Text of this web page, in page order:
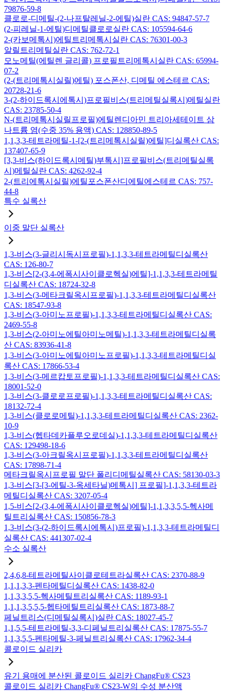
79876-59-8
클로로-디메틸-(2-나프탈레닐-2-에틸)실란 CAS: 94847-57-7
(2-피레닐-1-에틸)디메틸클로로실란 CAS: 105594-64-6
2-(카보메톡시)에틸트리메톡시실란 CAS: 76301-00-3
알릴트리메틸실란 CAS: 762-72-1
모노메틸(에틸렌 글리콜) 프로필트리메톡시실란 CAS: 65994-
07-2
(2-(트리메톡시실릴)에틸) 포스폰산, 디메틸 에스테르 CAS:
20728-21-6
3-(2-하이드록시에톡시)프로필비스(트리메틸실록시)메틸실란
CAS: 23785-50-4
N-(트리메톡시실릴프로필)에틸렌디아민 트리아세테이트 삼
나트륨 염(수중 35% 용액) CAS: 128850-89-5
1,1,3,3-테트라메틸-1-[2-(트리메톡시실릴)에틸]디실록산 CAS:
137407-65-9
[3,3-비스(하이드록시메틸)부톡시]프로필비스(트리메틸실록
시)메틸실란 CAS: 4262-92-4
2-(트리에톡시실릴)에틸포스폰산디에틸에스테르 CAS: 757-
44-8
특수 실록산
이중 말단 실록산
1,3-비스(3-글리시독시프로필)-1,1,3,3-테트라메틸디실록산
CAS: 126-80-7
1,3-비스[2-(3,4-에폭시사이클로헥실)에틸]-1,1,3,3-테트라메틸
디실록산 CAS: 18724-32-8
1,3-비스(3-메타크릴옥시프로필)-1,1,3,3-테트라메틸디실록산
CAS: 18547-93-8
1,3-비스(3-아미노프로필)-1,1,3,3-테트라메틸디실록산 CAS:
2469-55-8
1,3-비스(2-아미노에틸아미노메틸)-1,1,3,3-테트라메틸디실록
산 CAS: 83936-41-8
1,3-비스(3-아미노에틸아미노프로필)-1,1,3,3-테트라메틸디실
록산 CAS: 17866-53-4
1,3-비스(3-메르캅토프로필)-1,1,3,3-테트라메틸디실록산 CAS:
18001-52-0
1,3-비스(3-클로로프로필)-1,1,3,3-테트라메틸디실록산 CAS:
18132-72-4
1,3-비스(클로로메틸)-1,1,3,3-테트라메틸디실록산 CAS: 2362-
10-9
1,3-비스(헵타데카플루오로데실)-1,1,3,3-테트라메틸디실록산
CAS: 129498-18-6
1,3-비스(3-아크릴옥시프로필)-1,1,3,3-테트라메틸디실록산
CAS: 17898-71-4
메타크릴옥시프로필 말단 폴리디메틸실록산 CAS: 58130-03-3
1,3-비스[3-[3-에틸-3-옥세타닐)메톡시] 프로필]-1,1,3,3-테트라
메틸디실록산 CAS: 3207-05-4
1,5-비스[2-(3,4-에폭시사이클로헥실)에틸]-1,1,3,3,5,5-헥사메
틸트리실록산 CAS: 150856-78-3
1,3-비스(3-(2-하이드록시에톡시)프로필)-1,1,3,3-테트라메틸디
실록산 CAS: 441307-02-4
수소 실록산
2,4,6,8-테트라메틸사이클로테트라실록산 CAS: 2370-88-9
1,1,1,3,3-펜타메틸디실록산 CAS: 1438-82-0
1,1,3,3,5,5-헥사메틸트리실록산 CAS: 1189-93-1
1,1,1,3,5,5,5-헵타메틸트리실록산 CAS: 1873-88-7
페닐트리스(디메틸실록시)실란 CAS: 18027-45-7
1,1,5,5-테트라메틸-3,3-디페닐트리실록산 CAS: 17875-55-7
1,1,3,5,5-펜타메틸-3-페닐트리실록산 CAS: 17962-34-4
콜로이드 실리카
유기 용매에 분산된 콜로이드 실리카 ChangFu® CS23
콜로이드 실리카 ChangFu® CS23-W의 수성 분산액